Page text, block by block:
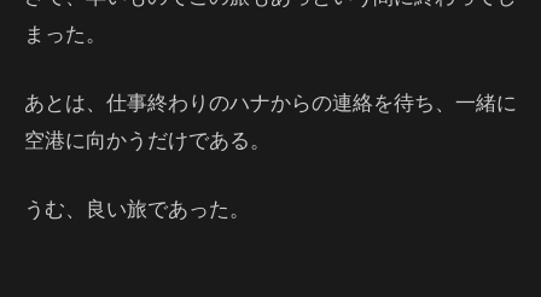
まった。
あとは、仕事終わりのハナからの連絡を待ち、一緒に
空港に向かうだけである。
うむ、良い旅であった。